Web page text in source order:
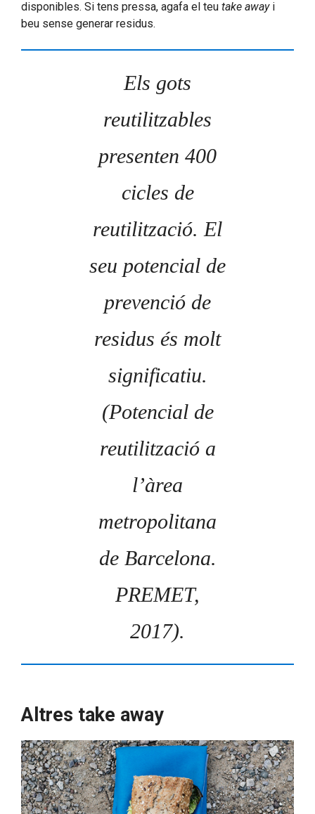
disponibles. Si tens pressa, agafa el teu take awayi
beu sense generar residus.
Els gots
reutilitzables
presenten 400
cicles de
reutilització. El
seu potencial de
prevenció de
residus és molt
significatiu.
(Potencial de
reutilització a
l’àrea
metropolitana
de Barcelona.
PREMET,
2017).
Altres take away